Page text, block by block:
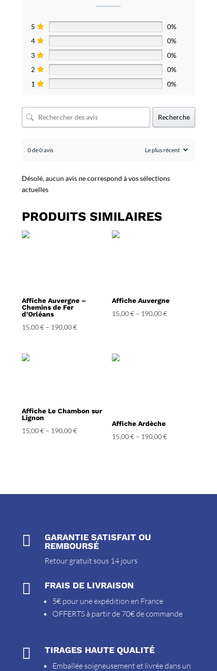
5
0%
4
0%
3
0%
2
0%
1
0%
Recherche
0 de 0 avis
Désolé, aucun avis ne correspond à vos sélections
actuelles
PRODUITS SIMILAIRES
Affiche Auvergne –
Chemins de Fer
d’Orléans
15,00€– 190,00€
Affiche Auvergne
15,00€ – 190,00€
Affiche Le Chambon sur
Lignon
15,00€– 190,00€
Affiche Ardèche
15,00€ – 190,00€

GARANTIE SATISFAIT OU
REMBOURSÉ
Retour gratuit sous 14 jours
 FRAIS DE LIVRAISON
5€ pour une expédition en France
OFFERTS à partir de 70€ de commande
 TIRAGES HAUTE QUALITÉ
Emballée soigneusement et livrée dans un